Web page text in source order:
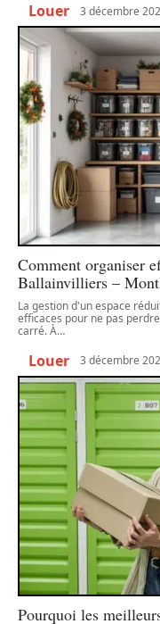
Louer 3 décembre
Comment organiser
Ballainvilliers –
La gestion d'un espace
efficaces pour ne pas
carré. À…
Louer 3 décembre
Pourquoi les